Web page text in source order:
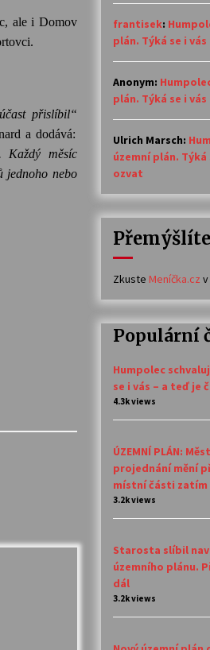
ale i Domov
přislíbil“
a dodává:
Každý měsíc
jednoho nebo
frantisek:
plán. Týká se i
Anonym:
plán. Týká se i
Ulrich Marsch:
územní plán. Týká
ozvat
Zkuste Meníčka.cz
Populární
Humpolec
se i vás – a teď je
4.3k views
ÚZEMNÍ PLÁN:
projednání mění
místní části zatím
3.2k views
Starosta slíbil
územního plánu.
dál
3.2k views